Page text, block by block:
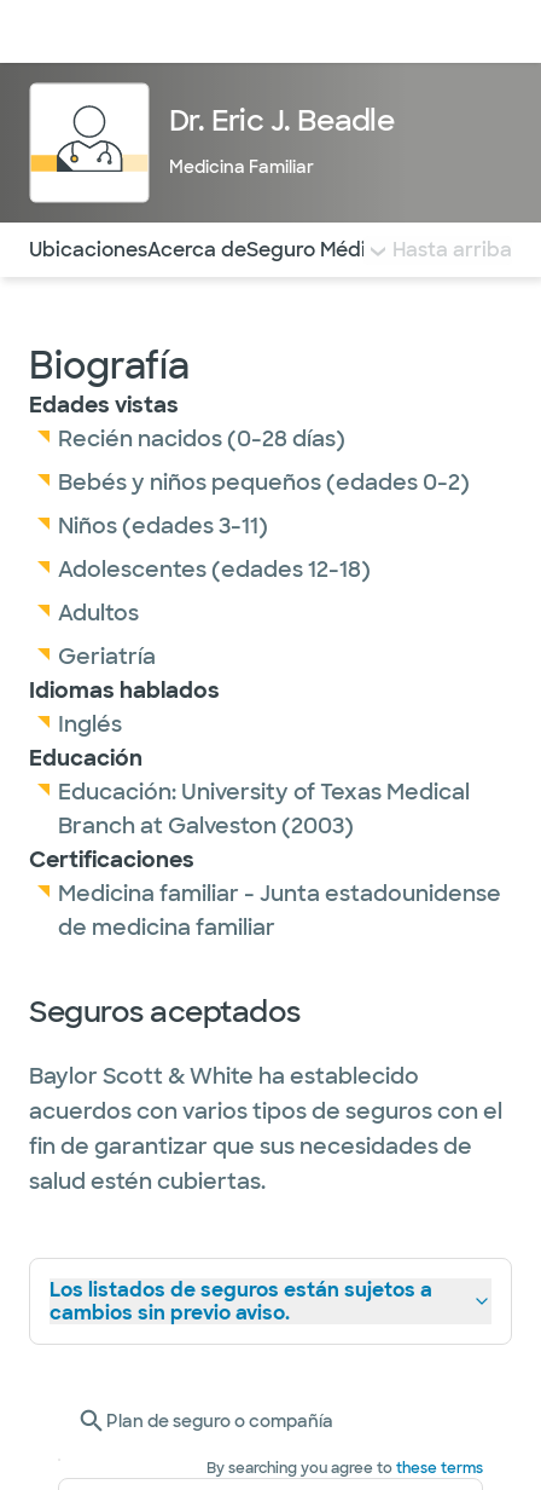
Dr. Eric J. Beadle
Medicina Familiar
Utilice esta navegación para saltar rápidamente a
UbicacionesAcerca deSeguro Médico COMENTARIOS
Hasta arriba
Biografía
Edades vistas
Recién nacidos (0-28 días)
Bebés y niños pequeños (edades 0-2)
Niños (edades 3-11)
Adolescentes (edades 12-18)
Adultos
Geriatría
Idiomas hablados
Inglés
Educación
Educación: University of Texas Medical
Branch at Galveston (2003)
Certificaciones
Medicina familiar - Junta estadounidense
de medicina familiar
Seguros aceptados
Baylor Scott & White ha establecido
acuerdos con varios tipos de seguros con el
fin de garantizar que sus necesidades de
salud estén cubiertas.
Los listados de seguros están sujetos a
cambios sin previo aviso.
Plan de seguro o compañía
By searching you agree tothese terms